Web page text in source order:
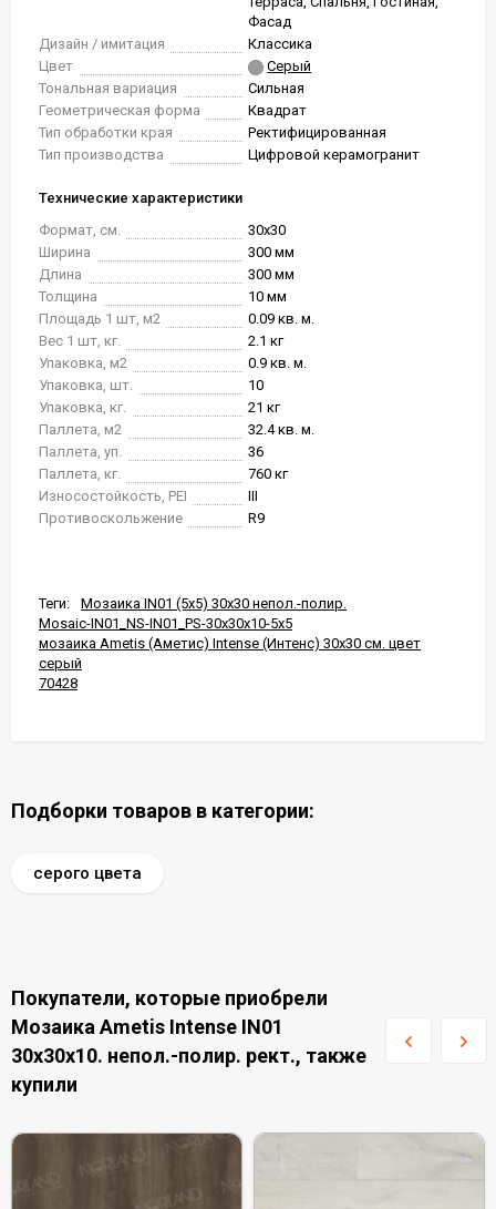
Фасад
Дизайн / имитация
Классика
Цвет
Серый
Тональная вариация
Сильная
Геометрическая форма
Квадрат
Тип обработки края
Ректифицированная
Тип производства
Цифровой керамогранит
Технические характеристики
Формат, см.
30x30
Ширина
300 мм
Длина
300 мм
Толщина
10 мм
Площадь 1 шт, м2
0.09 кв. м.
Вес 1 шт, кг.
2.1 кг
Упаковка, м2
0.9 кв. м.
Упаковка, шт.
10
Упаковка, кг.
21 кг
Паллета, м2
32.4 кв. м.
Паллета, уп.
36
Паллета, кг.
760 кг
Износостойкость, PEI
III
Противоскольжение
R9
Теги:
Мозаика IN01 (5x5) 30x30 непол.-полир.
Mosaic-IN01_NS-IN01_PS-30x30x10-5x5
мозаика Ametis (Аметис) Intense (Интенс) 30x30 см. цвет
серый
70428
Подборки товаров в категории:
серого цвета
Покупатели, которые приобрели
Мозаика Ametis Intense IN01
30x30x10. непол.-полир. рект., также
купили